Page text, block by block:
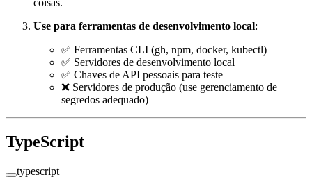
coisas.
Use para ferramentas de desenvolvimento local:
✅ Ferramentas CLI (gh, npm, docker, kubectl)
✅ Servidores de desenvolvimento local
✅ Chaves de API pessoais para teste
❌ Servidores de produção (use gerenciamento de
segredos adequado)
TypeScript
typescript